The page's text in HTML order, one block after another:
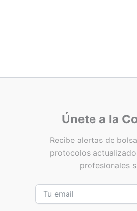
Únete a la
Recibe alertas de
protocolos
profesionales